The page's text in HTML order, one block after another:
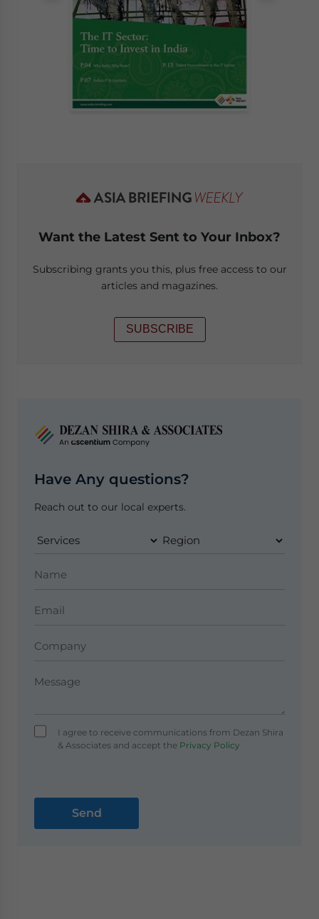
Want the Latest Sent to Your Inbox?
Subscribing grants you this, plus free access to our
articles and magazines.
SUBSCRIBE
Have Any questions?
Reach out to our local experts.
I agree to receive communications from Dezan Shira
& Associates and accept thePrivacy Policy